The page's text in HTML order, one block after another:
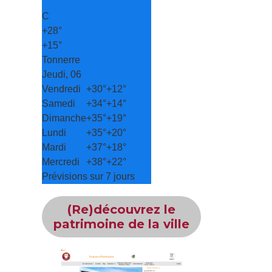
C
+28°
+15°
Tonnerre
Jeudi, 06
Vendredi +30°+12°
Samedi
+34°+14°
Dimanche+35°+19°
Lundi
+35°+20°
Mardi
+37°+18°
Mercredi
+38°+22°
Prévisions sur 7 jours
(Re)découvrez le
patrimoine de la ville